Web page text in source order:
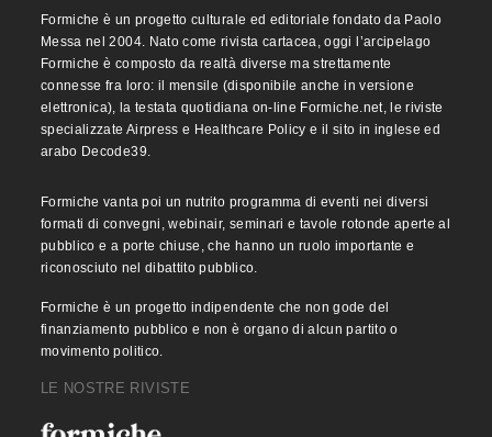
Formiche è un progetto culturale ed editoriale fondato da Paolo
Messa nel 2004. Nato come rivista cartacea, oggi l’arcipelago
Formiche è composto da realtà diverse ma strettamente
connesse fra loro: il mensile (disponibile anche in versione
elettronica), la testata quotidiana on-line Formiche.net, le riviste
specializzate Airpress e Healthcare Policy e il sito in inglese ed
arabo Decode39.
Formiche vanta poi un nutrito programma di eventi nei diversi
formati di convegni, webinair, seminari e tavole rotonde aperte al
pubblico e a porte chiuse, che hanno un ruolo importante e
riconosciuto nel dibattito pubblico.
Formiche è un progetto indipendente che non gode del
finanziamento pubblico e non è organo di alcun partito o
movimento politico.
LE NOSTRE RIVISTE